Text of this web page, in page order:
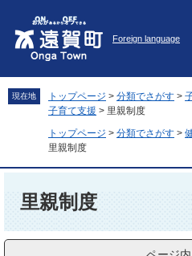
先
頭
を
飛
Foreign language
現在地 トップページ > 分類でさがす >
子育て支援 > 里親制度
トップページ > 分類でさがす >
里親制度
里親制度